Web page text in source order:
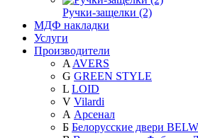
Ручки-защелки (2)
МДФ накладки
Услуги
Производители
A AVERS
G GREEN STYLE
L LOID
V Vilardi
А Арсенал
Б Белорусские двери